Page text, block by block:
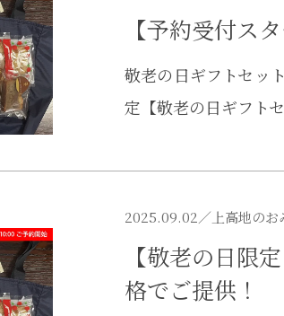
【予約受付ス
敬老の日ギフトセッ
定【敬老の日ギフト
2025.09.02／ 上高地の
【敬老の日限
格でご提供！